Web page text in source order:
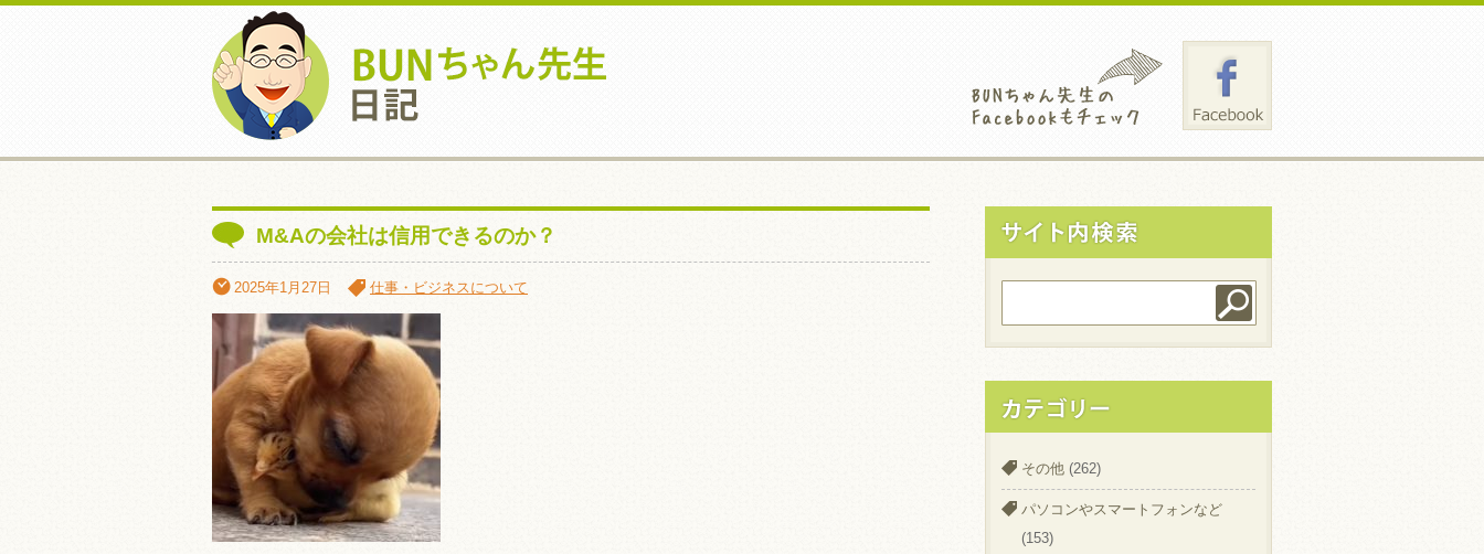
M&Aの会社は信用できるのか？
2025年1月27日 仕事・ビジネスについて
その他 (262)
パソコンやスマートフォンなど
(153)